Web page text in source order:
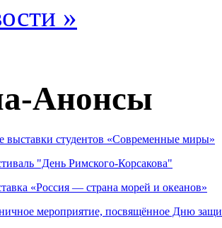
»
Анонсы
выставки студентов «Современные миры»
"День Римского-Корсакова"
«Россия — страна морей и океанов»
мероприятие, посвящённое Дню